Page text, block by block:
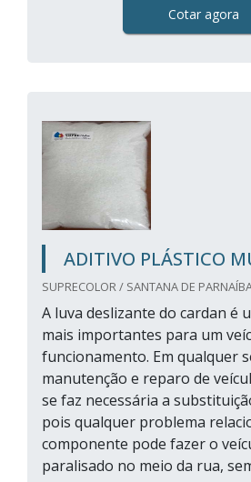
Cotar agora
ADITIVO PLÁSTICO
SUPRECOLOR / SANTANA DE
A luva deslizante do cardan é
mais importantes para um
funcionamento. Em qualquer
manutenção e reparo de
se faz necessária a
pois qualquer problema
componente pode fazer o
paralisado no meio da rua,